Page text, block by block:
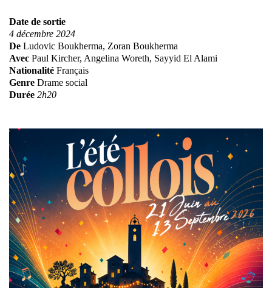
Date de sortie
4 décembre 2024
De Ludovic Boukherma, Zoran Boukherma
Avec Paul Kircher, Angelina Woreth, Sayyid El Alami
Nationalité Français
Genre Drame social
Durée 2h20